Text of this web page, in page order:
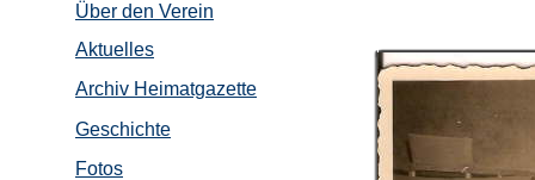
Über den Verein
Aktuelles
Archiv Heimatgazette
Geschichte
Fotos